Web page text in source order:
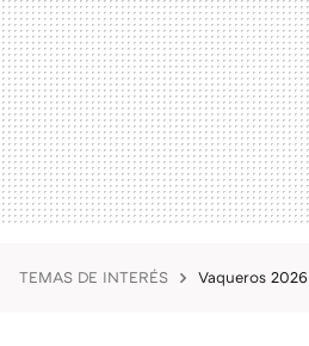
TEMAS DE INTERÉS Vaqueros 2026